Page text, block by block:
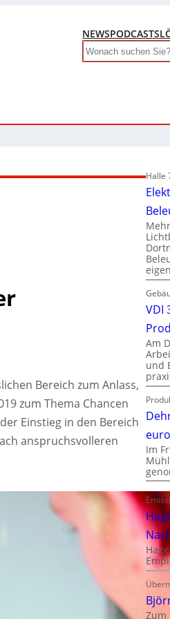
NEWSPODCASTS
Search
Bereich zum Anlass,
zum Thema Chancen
Einstieg in den Bereich
anspruchsvolleren
Halle
VDI
Am
und
Im
Zum